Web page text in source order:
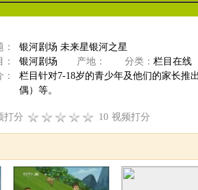
银河剧场 未来星银河之星
银河剧场 产地： 分类： 栏目在线
栏目针对7-18岁的青少年及他们的家长推
偶）等。
打分 10 视频打分